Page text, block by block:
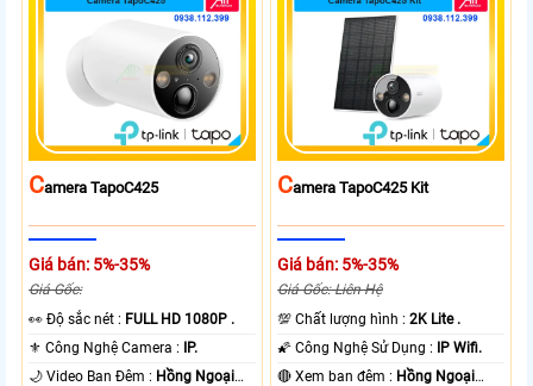
CAmera TapoC425
Giá bán: 5%-35%
Giá Gốc:
️👀 Độ sắc nét : FULL HD 1080P .
⚜️ Công Nghệ Camera : IP.
🌙 Video Ban Đêm : Hồng Ngoại
CAmera TapoC425 Kit
Giá bán: 5%-35%
Giá Gốc: Liên Hệ
💯 Chất lượng hình :2K Lite .
🌠 Công Nghệ Sử Dụng : IP Wifi.
🔴 Xem ban đêm : Hồng Ngoại